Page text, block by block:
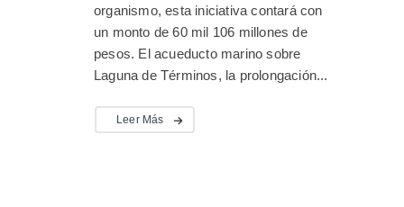
organismo, esta iniciativa contará con
un monto de 60 mil 106 millones de
pesos. El acueducto marino sobre
Laguna de Términos, la prolongación...
Leer Más